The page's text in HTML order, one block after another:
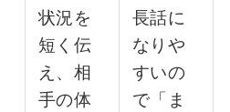
状況を
短く伝
え、相
手の体
長話に
なりや
すいの
で「ま